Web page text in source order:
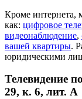
Кроме интернета,
как: цифровое
видеонаблюдение,
вашей квартиры.
юридическими
Телевидение
29, к. 6, лит. А